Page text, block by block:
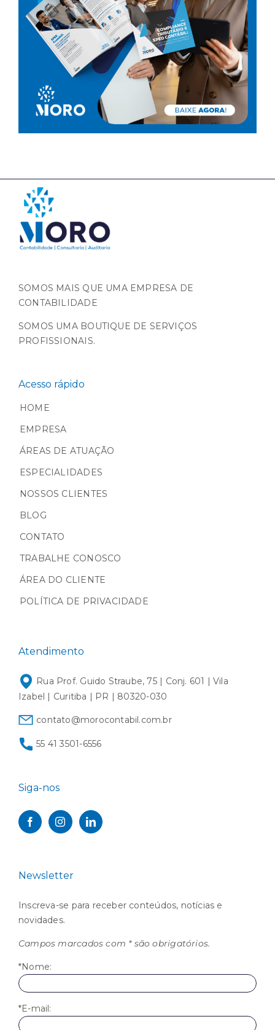
SOMOS MAIS QUE UMA EMPRESA DE
CONTABILIDADE
SOMOS UMA BOUTIQUE DE SERVIÇOS
PROFISSIONAIS.
Acesso rápido
HOME
EMPRESA
ÁREAS DE ATUAÇÃO
ESPECIALIDADES
NOSSOS CLIENTES
BLOG
CONTATO
TRABALHE CONOSCO
ÁREA DO CLIENTE
POLÍTICA DE PRIVACIDADE
Atendimento
Rua Prof. Guido Straube, 75 | Conj. 601 | Vila
Izabel | Curitiba | PR | 80320-030
contato@morocontabil.com.br
55 41 3501-6556
Siga-nos
Newsletter
Inscreva-se para receber conteúdos, notícias e
novidades.
Campos marcados com * são obrigatórios.
*Nome:
*E-mail: